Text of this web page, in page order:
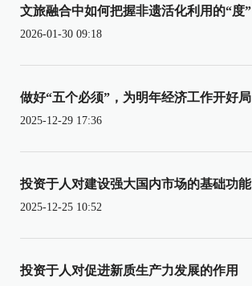
文旅融合中如何把握非遗活化利用的“度”
2026-01-30 09:18
做好“五个必须”，为明年经济工作开好局
2025-12-29 17:36
投资于人对建设强大国内市场的基础功能
2025-12-25 10:52
投资于人对促进新质生产力发展的作用